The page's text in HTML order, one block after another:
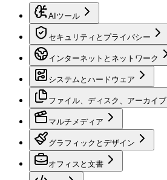
AIツール
セキュリティとプライバシー
インターネットとネットワーク
システムとハードウェア
ファイル、ディスク、アーカイブ
マルチメディア
グラフィックとデザイン
オフィスと文書